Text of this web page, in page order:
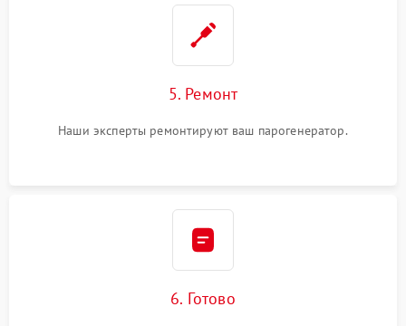
5. Ремонт
Наши эксперты ремонтируют ваш парогенератор.
6. Готово